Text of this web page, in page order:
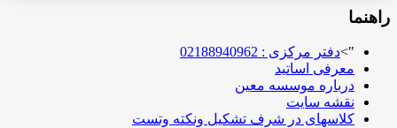
راهنما
">دفتر مرکزی : 02188940962
معرفی اساتید
درباره موسسه معین
نقشه سایت
کلاسهای در شرف تشکیل ونکته وتست